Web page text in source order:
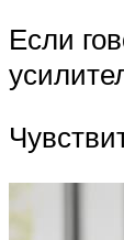
Если